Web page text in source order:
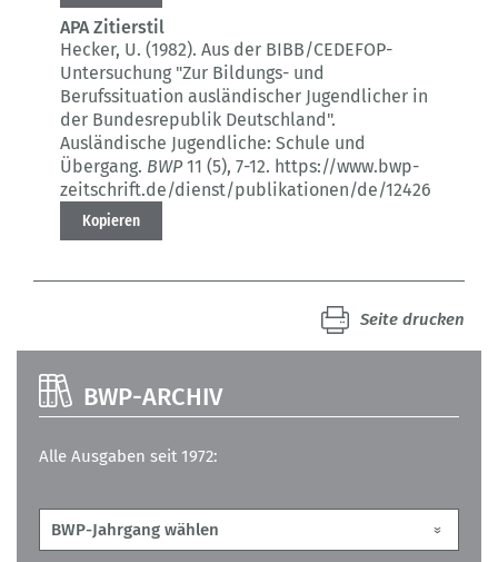
APA Zitierstil
Hecker, U. (1982). Aus der BIBB/CEDEFOP-
Untersuchung "Zur Bildungs- und
Berufssituation ausländischer Jugendlicher in
der Bundesrepublik Deutschland".
Ausländische Jugendliche: Schule und
Übergang. BWP11 (5), 7-12. https://www.bwp-
zeitschrift.de/dienst/publikationen/de/12426
Kopieren
Seite drucken
BWP-ARCHIV
Alle Ausgaben seit 1972: